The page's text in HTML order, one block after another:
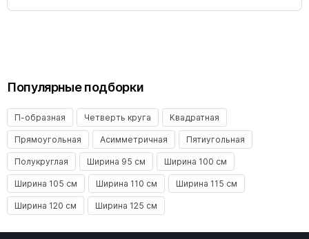
Популярные подборки
П-образная Четверть круга Квадратная
Прямоугольная Асимметричная Пятиугольная
Полукруглая Ширина 95 см Ширина 100 см
Ширина 105 см Ширина 110 см Ширина 115 см
Ширина 120 см Ширина 125 см